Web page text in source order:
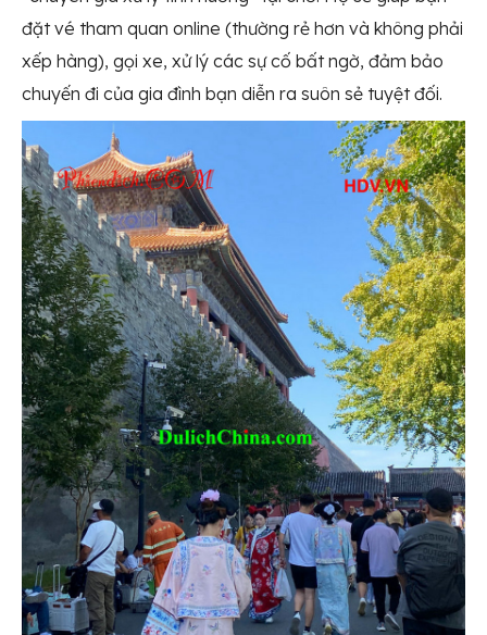
đặt vé tham quan online (thường rẻ hơn và không phải
xếp hàng), gọi xe, xử lý các sự cố bất ngờ, đảm bảo
chuyến đi của gia đình bạn diễn ra suôn sẻ tuyệt đối.